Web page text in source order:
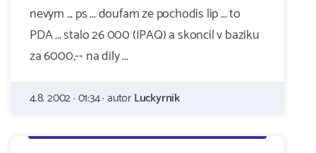
nevym ... ps ... doufam ze pochodis lip ... to
PDA ... stalo 26 000 (IPAQ) a skoncil v baziku
za 6000,-- na dily ...
4.8. 2002 · 01:34 · autorLuckyrnik